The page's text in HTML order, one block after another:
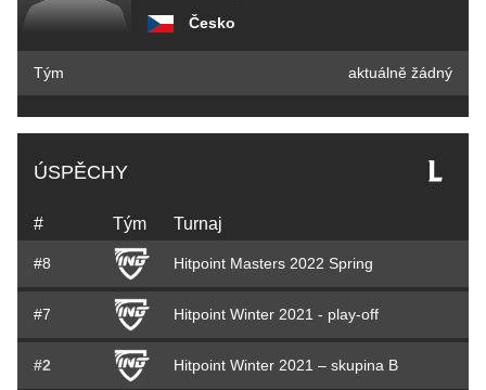
Česko
Tým aktuálně žádný
ÚSPĚCHY
# Tým Turnaj
#8 Hitpoint Masters 2022 Spring
#7 Hitpoint Winter 2021 - play-off
#2 Hitpoint Winter 2021 – skupina B